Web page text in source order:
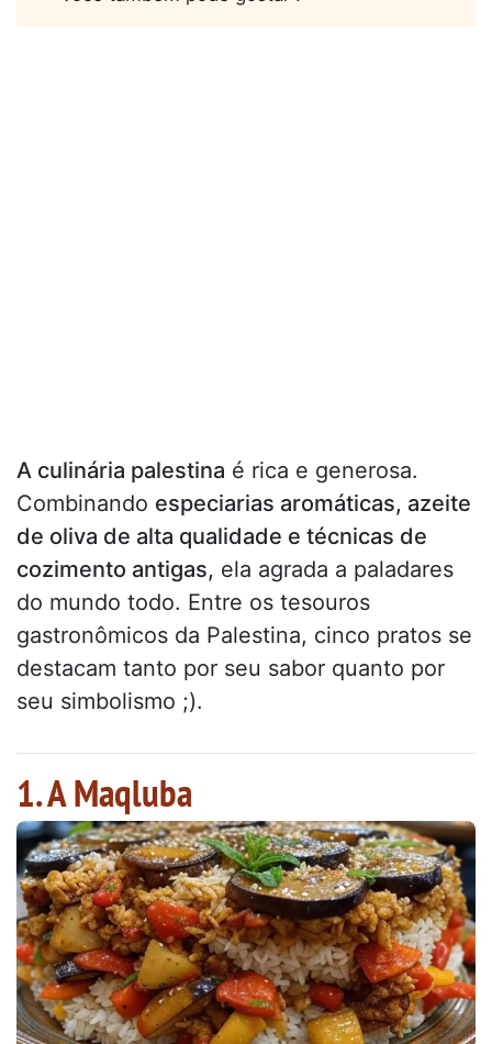
A culinária palestina é rica e generosa.
Combinando especiarias aromáticas, azeite
de oliva de alta qualidade e técnicas de
cozimento antigas, ela agrada a paladares
do mundo todo. Entre os tesouros
gastronômicos da Palestina, cinco pratos se
destacam tanto por seu sabor quanto por
seu simbolismo ;).
1. A Maqluba